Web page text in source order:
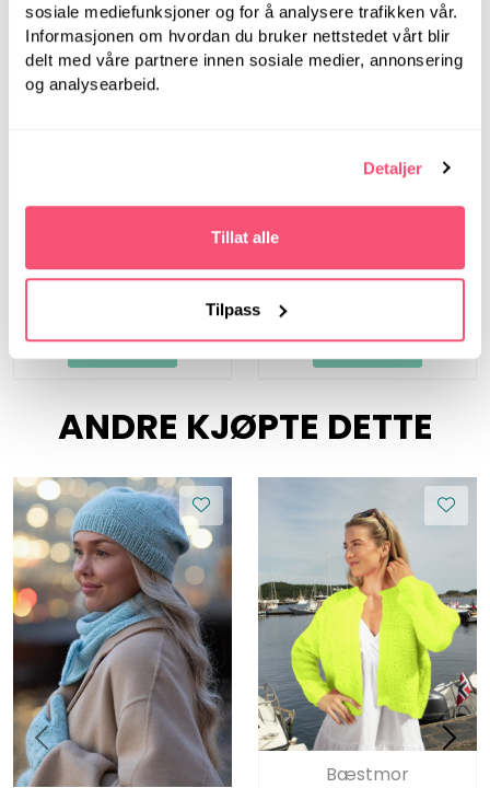
sosiale mediefunksjoner og for å analysere trafikken vår.
Informasjonen om hvordan du bruker nettstedet vårt blir
delt med våre partnere innen sosiale medier, annonsering
og analysearbeid.
Detaljer
Tillat alle
Tilpass
Pinnemåler
m/garnkutter - Rosa
elefant
ANDRE KJØPTE DETTE
Bæstmor